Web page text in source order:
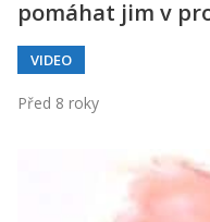
pomáhat jim v
VIDEO
Před 8 roky